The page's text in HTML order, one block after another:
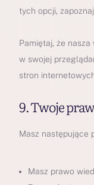
tych opcji,
Pamiętaj, że
w swojej
stron
9. Twoje
Masz następujące
Masz prawo